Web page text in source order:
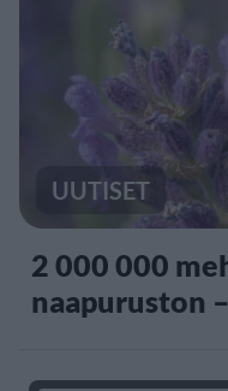
UUTISET
2 000 000
naapuruston